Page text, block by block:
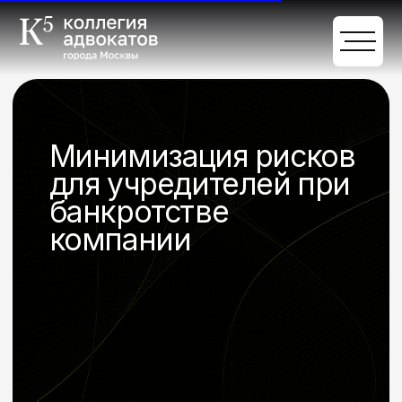
Обсудить задачи
Минимизация рисков
для учредителей при
банкротстве
компании